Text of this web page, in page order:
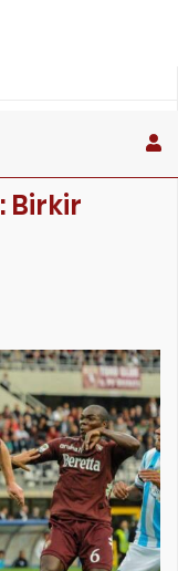
Birkir